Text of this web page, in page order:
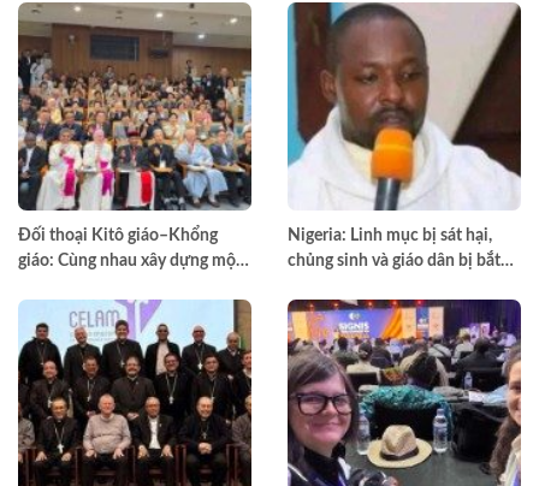
Đối thoại Kitô giáo–Khổng
giáo: Cùng nhau xây dựng một
Nigeria: Linh mục bị sát hại,
chủng sinh và giáo dân bị bắt